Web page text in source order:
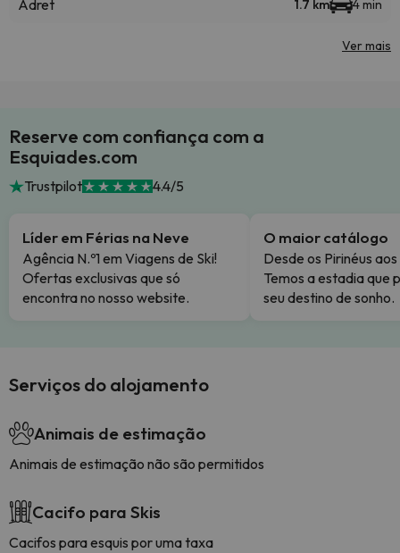
Adret 1.7 km 4 min
Ver mais
Reserve com confiança com a
Esquiades.com
Trustpilot 4.4/5
Líder em Férias na Neve
Agência N.º1 em Viagens de Ski!
Ofertas exclusivas que só
encontra no nosso website.
O maior catálogo
Desde os Pirinéus
Temos a estadia que
seu destino de sonho.
Serviços do alojamento
Animais de estimação
Animais de estimação não são permitidos
Cacifo para Skis
Cacifos para esquis por uma taxa